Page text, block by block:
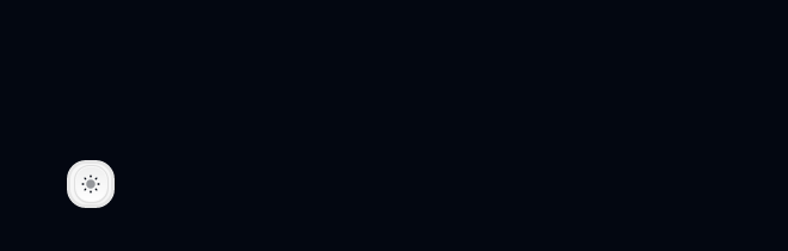
Toggle theme